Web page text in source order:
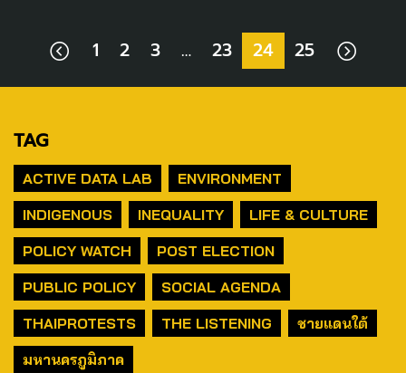
1 2 3 … 23 24 25
TAG
ACTIVE DATA LAB
ENVIRONMENT
INDIGENOUS
INEQUALITY
LIFE & CULTURE
POLICY WATCH
POST ELECTION
PUBLIC POLICY
SOCIAL AGENDA
THAIPROTESTS
THE LISTENING
ชายแดนใต้
มหานครภูมิภาค